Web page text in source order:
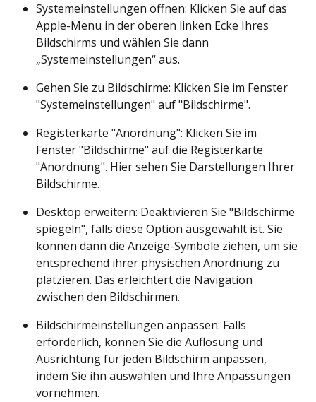
Systemeinstellungen öffnen: Klicken Sie auf das
Apple-Menü in der oberen linken Ecke Ihres
Bildschirms und wählen Sie dann
„Systemeinstellungen“ aus.
Gehen Sie zu Bildschirme: Klicken Sie im Fenster
"Systemeinstellungen" auf "Bildschirme".
Registerkarte "Anordnung": Klicken Sie im
Fenster "Bildschirme" auf die Registerkarte
"Anordnung". Hier sehen Sie Darstellungen Ihrer
Bildschirme.
Desktop erweitern: Deaktivieren Sie "Bildschirme
spiegeln", falls diese Option ausgewählt ist. Sie
können dann die Anzeige-Symbole ziehen, um sie
entsprechend ihrer physischen Anordnung zu
platzieren. Das erleichtert die Navigation
zwischen den Bildschirmen.
Bildschirmeinstellungen anpassen: Falls
erforderlich, können Sie die Auflösung und
Ausrichtung für jeden Bildschirm anpassen,
indem Sie ihn auswählen und Ihre Anpassungen
vornehmen.